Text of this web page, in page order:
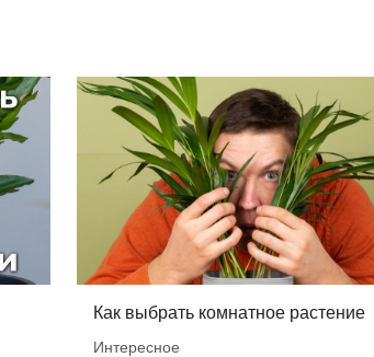
Как выбрать комнатное растение
Интересное